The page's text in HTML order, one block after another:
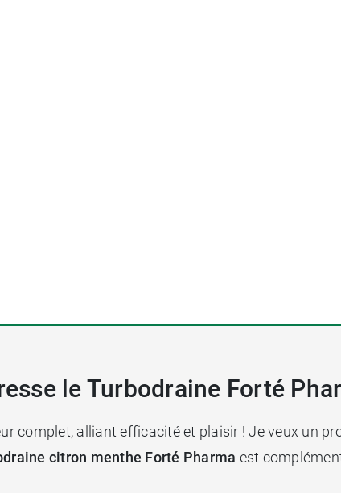
le Turbodraine Forté
complet, alliant efficacité et plaisir ! Je veux un
citron menthe Forté Pharma est